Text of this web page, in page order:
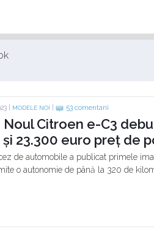
| MODELE NOI 53 comentarii
Noul Citroen e-C3
23.300 euro preț de
de automobile a publicat primele
o autonomie de până la 320 de